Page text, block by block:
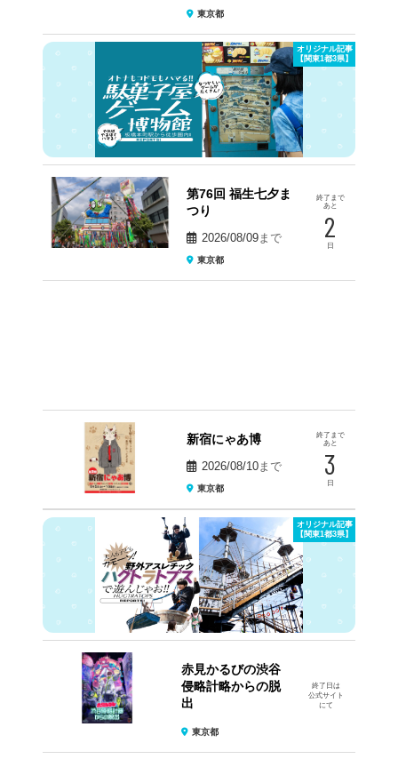
東京都
オリジナル記事
【関東1都3県】
第76回 福生七夕ま
つり
2026/08/09まで
東京都
終了まで
あと
2
日
新宿にゃあ博
2026/08/10まで
東京都
終了まで
あと
3
日
オリジナル記事
【関東1都3県】
赤見かるびの渋谷
侵略計略からの脱
出
東京都
終了日は
公式サイト
にて